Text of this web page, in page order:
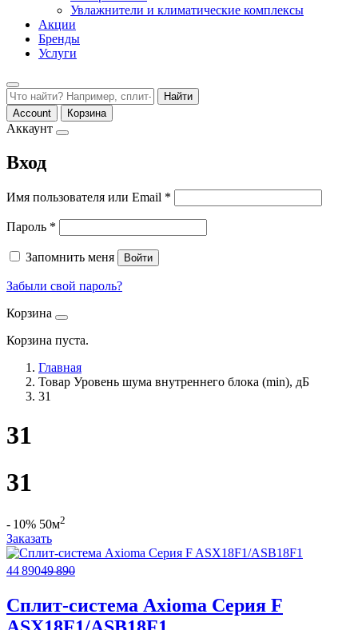
Увлажнители и климатические комплексы
Акции
Бренды
Услуги
Найти
Account
Корзина
Аккаунт
Вход
Имя пользователя или Email *
Пароль *
Запомнить меня Войти
Забыли свой пароль?
Корзина
Корзина пуста.
Главная
Товар Уровень шума внутреннего блока (min), дБ
31
31
31
- 10% 50м2
Заказать
44 89049 890
Сплит-система Axioma Серия F